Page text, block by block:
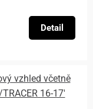
Detail
vzhled včetně
16-17'